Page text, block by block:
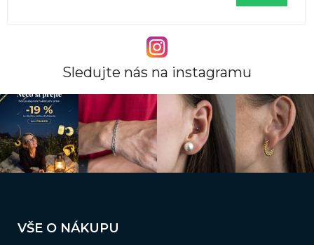
Sledujte nás na instagramu
pVŠE O NÁKUPU